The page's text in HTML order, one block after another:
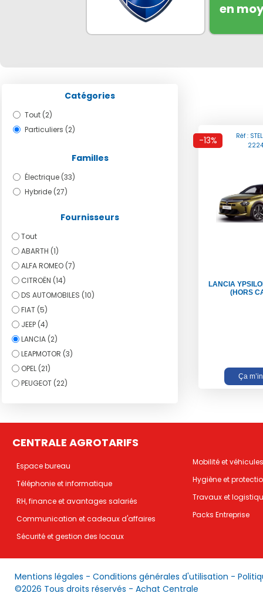
en
Catégories
Tout (2)
Particuliers (2)
Familles
Électrique (33)
Hybride (27)
Fournisseurs
Tout
ABARTH (1)
ALFA ROMEO (7)
CITROËN (14)
DS AUTOMOBILES (10)
FIAT (5)
JEEP (4)
LANCIA (2)
LEAPMOTOR (3)
OPEL (21)
PEUGEOT (22)
-13%
Réf :
LANCIA
(HORS
Ça
CENTRALE AGROTARIFS
Espace bureau
Téléphonie et informatique
RH, finance et avantages salariés
Communication et cadeaux d'affaires
Sécurité et gestion des locaux
Mobilité et véhicules
Hygiène et
Travaux et
Packs Entreprise
Mentions légales - Conditions générales d'utilisation -
©2026 Tous droits réservés - Achat Centrale